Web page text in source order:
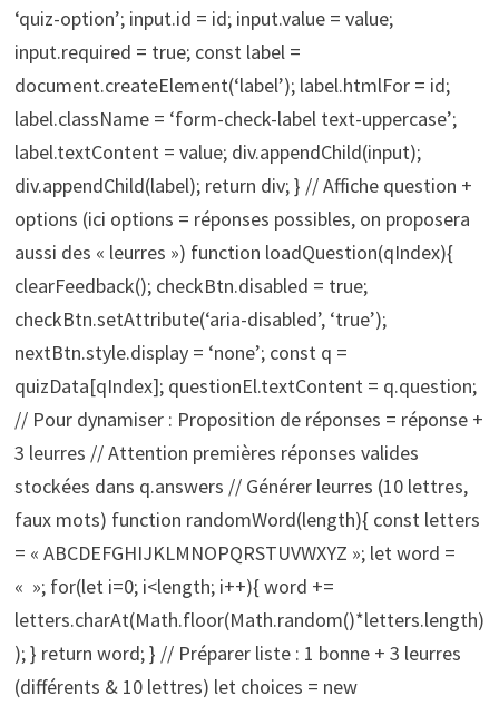
‘quiz-option’; input.id = id; input.value = value;
input.required = true; const label =
document.createElement(‘label’); label.htmlFor = id;
label.className = ‘form-check-label text-uppercase’;
label.textContent = value; div.appendChild(input);
div.appendChild(label); return div; } // Affiche question +
options (ici options = réponses possibles, on proposera
aussi des « leurres ») function loadQuestion(qIndex){
clearFeedback(); checkBtn.disabled = true;
checkBtn.setAttribute(‘aria-disabled’, ‘true’);
nextBtn.style.display = ‘none’; const q =
quizData[qIndex]; questionEl.textContent = q.question;
// Pour dynamiser : Proposition de réponses = réponse +
3 leurres // Attention premières réponses valides
stockées dans q.answers // Générer leurres (10 lettres,
faux mots) function randomWord(length){ const letters
= « ABCDEFGHIJKLMNOPQRSTUVWXYZ »; let word =
« »; for(let i=0; i<length; i++){ word +=
letters.charAt(Math.floor(Math.random()*letters.length)
); } return word; } // Préparer liste : 1 bonne + 3 leurres
(différents & 10 lettres) let choices = new